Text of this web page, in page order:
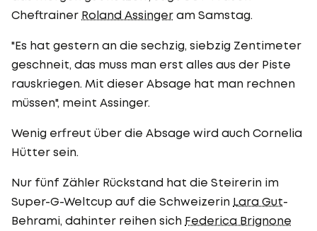
Cheftrainer Roland Assinger am Samstag.
"Es hat gestern an die sechzig, siebzig Zentimeter
geschneit, das muss man erst alles aus der Piste
rauskriegen. Mit dieser Absage hat man rechnen
müssen", meint Assinger.
Wenig erfreut über die Absage wird auch Cornelia
Hütter sein.
Nur fünf Zähler Rückstand hat die Steirerin im
Super-G-Weltcup auf die Schweizerin Lara Gut-
Behrami, dahinter reihen sich Federica Brignone